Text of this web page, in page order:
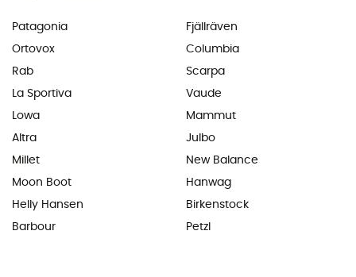
Patagonia
Ortovox
Rab
La Sportiva
Lowa
Altra
Millet
Moon Boot
Helly Hansen
Barbour
Fjällräven
Columbia
Scarpa
Vaude
Mammut
Julbo
New Balance
Hanwag
Birkenstock
Petzl